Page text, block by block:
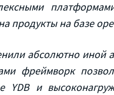
продукты на базе
абсолютно иной
фреймворк
YDB и